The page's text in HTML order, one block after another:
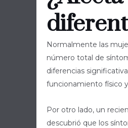
Normalmente las
número total de
diferencias
funcionamiento físico
Por otro lado, un
descubrió que los